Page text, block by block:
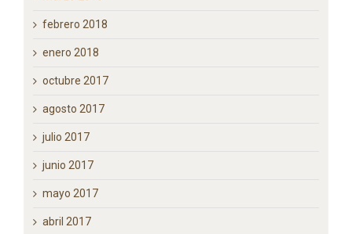
marzo 2018
febrero 2018
enero 2018
octubre 2017
agosto 2017
julio 2017
junio 2017
mayo 2017